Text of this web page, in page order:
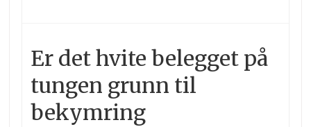
Er det hvite belegget på
tungen grunn til
bekymring